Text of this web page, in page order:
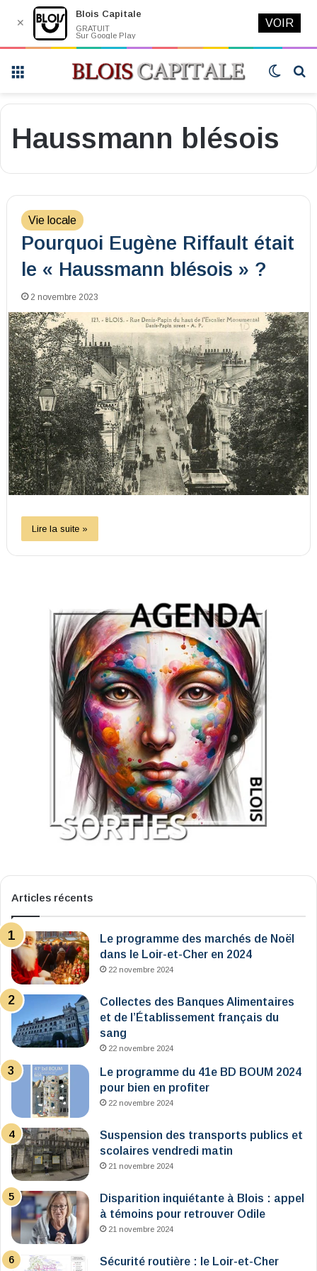
Switch
Haussmann blésois
Vie locale
Pourquoi Eugène Riffault était
le « Haussmann blésois » ?
2 novembre 2023
Lire la suite »
Articles récents
Le programme des marchés de Noël
dans le Loir-et-Cher en 2024
22 novembre 2024
Collectes des Banques Alimentaires
et de l’Établissement français du
sang
22 novembre 2024
Le programme du 41e BD BOUM 2024
pour bien en profiter
22 novembre 2024
Suspension des transports publics et
scolaires vendredi matin
21 novembre 2024
Disparition inquiétante à Blois : appel
à témoins pour retrouver Odile
21 novembre 2024
Sécurité routière : le Loir-et-Cher
✕
Blois Capitale
GRATUIT
Sur Google Play
VOIR